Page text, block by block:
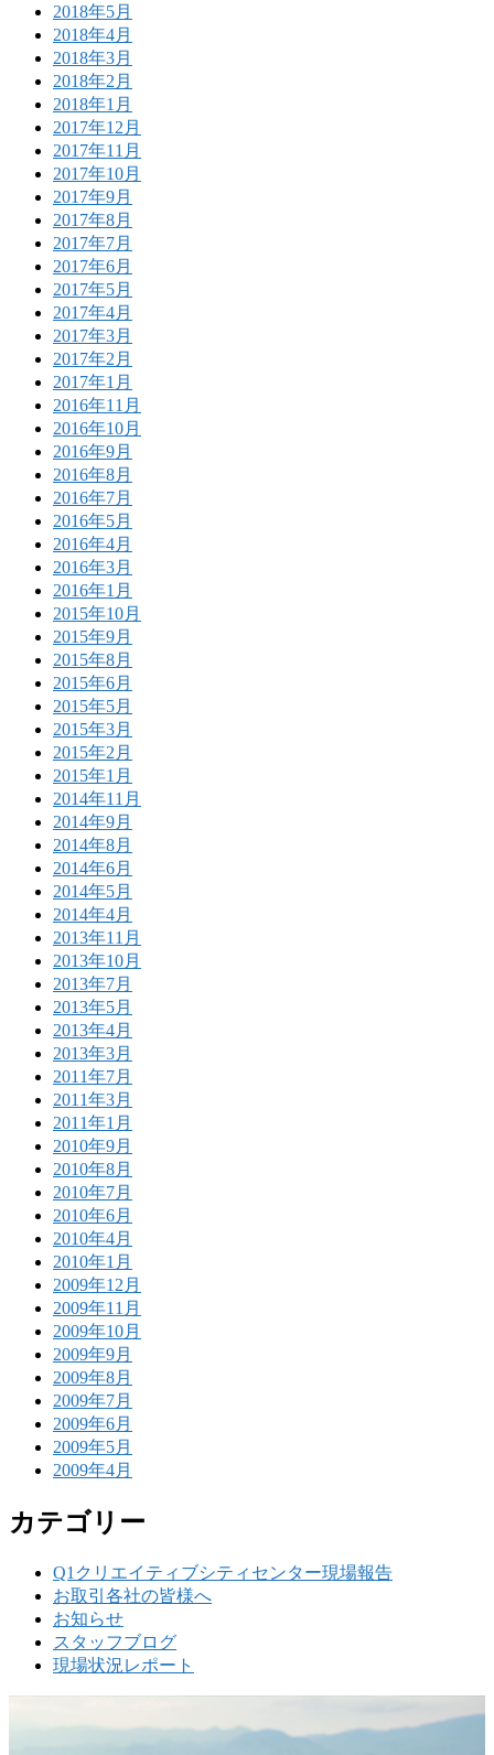
2018年5月
2018年4月
2018年3月
2018年2月
2018年1月
2017年12月
2017年11月
2017年10月
2017年9月
2017年8月
2017年7月
2017年6月
2017年5月
2017年4月
2017年3月
2017年2月
2017年1月
2016年11月
2016年10月
2016年9月
2016年8月
2016年7月
2016年5月
2016年4月
2016年3月
2016年1月
2015年10月
2015年9月
2015年8月
2015年6月
2015年5月
2015年3月
2015年2月
2015年1月
2014年11月
2014年9月
2014年8月
2014年6月
2014年5月
2014年4月
2013年11月
2013年10月
2013年7月
2013年5月
2013年4月
2013年3月
2011年7月
2011年3月
2011年1月
2010年9月
2010年8月
2010年7月
2010年6月
2010年4月
2010年1月
2009年12月
2009年11月
2009年10月
2009年9月
2009年8月
2009年7月
2009年6月
2009年5月
2009年4月
カテゴリー
Q1クリエイティブシティセンター現場報告
お取引各社の皆様へ
お知らせ
スタッフブログ
現場状況レポート